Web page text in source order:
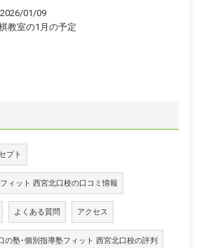
2026/01/09
教室の1月の予定
プト
ィット 西宮北口校の口コミ情報
よくある質問 アクセス
の塾･個別指導塾フィット 西宮北口校の評判